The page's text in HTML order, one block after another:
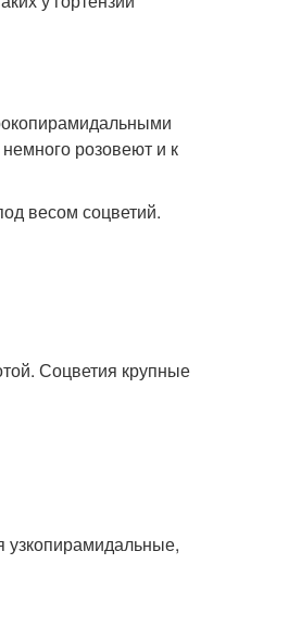
розовеют и к
весом соцветий.
Соцветия крупные
узкопирамидальные,